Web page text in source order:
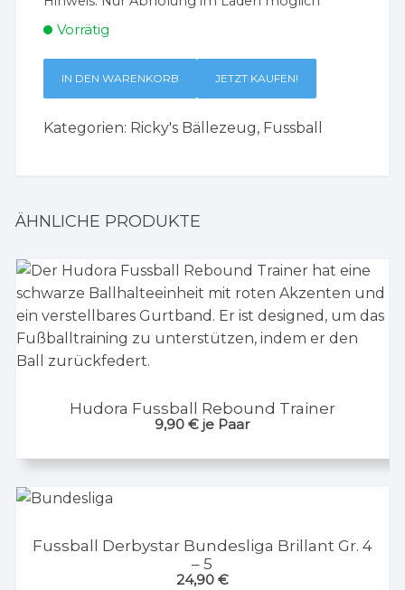
Vorrätig
IN DEN WARENKORB JETZT KAUFEN!
Kategorien: Ricky's Bällezeug, Fussball
ÄHNLICHE PRODUKTE
Hudora Fussball Rebound Trainer
9,90€ je Paar
Fussball Derbystar Bundesliga Brillant Gr. 4
– 5
24,90 €